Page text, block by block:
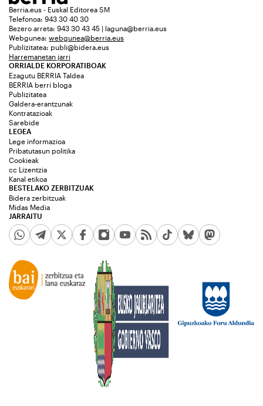
Berria.eus - Euskal Editorea SM
Telefonoa: 943 30 40 30
Bezero arreta: 943 30 43 45 | laguna@berria.eus
Webgunea: webgunea@berria.eus
Publizitatea: publi@bidera.eus
Harremanetan jarri
ORRIALDE KORPORATIBOAK
Ezagutu BERRIA Taldea
BERRIA berri bloga
Publizitatea
Galdera-erantzunak
Kontratazioak
Sarebide
JARRAITU
LEGEA
Lege informazioa
Pribatutasun politika
Cookieak
cc Lizentzia
Kanal etikoa
BESTELAKO ZERBITZUAK
Bidera zerbitzuak
Midas Media